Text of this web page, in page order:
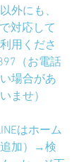
外にも、
対応して
用くださ
（お電話
場合があ
ませ）
はホーム
加）→検